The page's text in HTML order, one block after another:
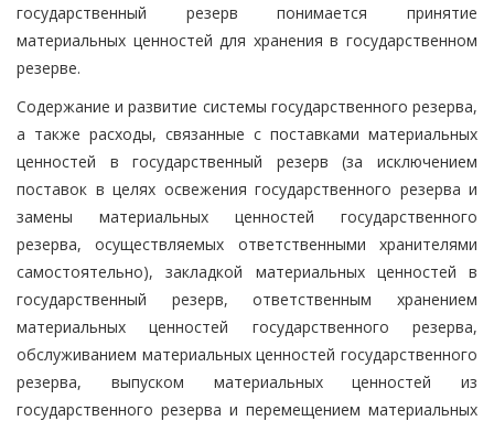
государственный резерв понимается принятие
материальных ценностей для хранения в государственном
резерве.
Содержание и развитие системы государственного резерва,
а также расходы, связанные с поставками материальных
ценностей в государственный резерв (за исключением
поставок в целях освежения государственного резерва и
замены материальных ценностей государственного
резерва, осуществляемых ответственными хранителями
самостоятельно), закладкой материальных ценностей в
государственный резерв, ответственным хранением
материальных ценностей государственного резерва,
обслуживанием материальных ценностей государственного
резерва, выпуском материальных ценностей из
государственного резерва и перемещением материальных